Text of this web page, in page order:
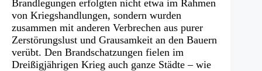
Brandlegungen erfolgten nicht etwa im Rahmen
von Kriegshandlungen, sondern wurden
zusammen mit anderen Verbrechen aus purer
Zerstörungslust und Grausamkeit an den Bauern
verübt. Den Brandschatzungen fielen im
Dreißigjährigen Krieg auch ganze Städte – wie